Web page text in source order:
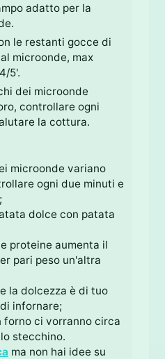
adatto per la
le restanti gocce di
microonde, max
5'.
dei microonde
controllare ogni
la cottura.
microonde variano
ogni due minuti e
dolce con patata
proteine aumenta il
pari peso un'altra
la dolcezza è di tuo
infornare;
forno ci vorranno circa
stecchino.
ma non hai idee su